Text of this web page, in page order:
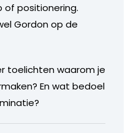
of positionering.
Gordon op de
toelichten waarom je
En wat bedoel